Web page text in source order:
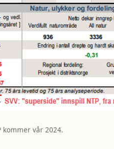
kommer vår 2024.